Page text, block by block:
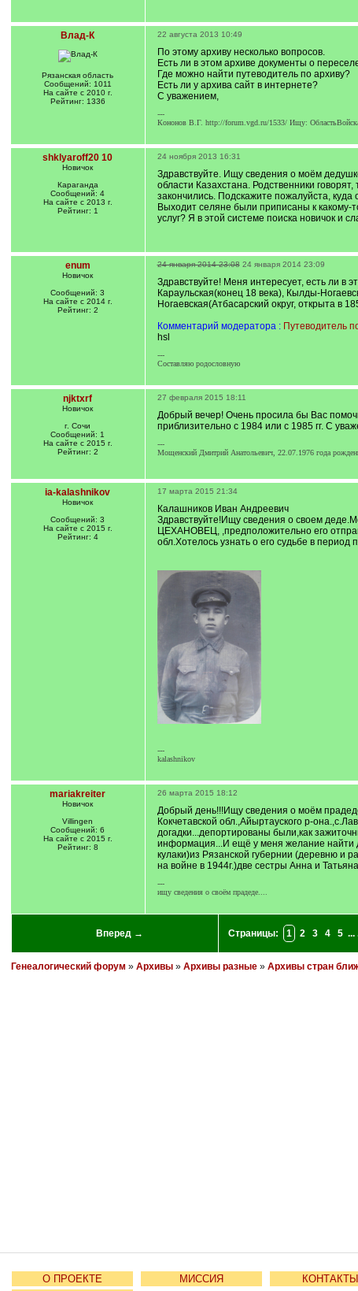
Влад-К
Рязанская область
Сообщений: 1011
На сайте с 2010 г.
Рейтинг: 1336
22 августа 2013 10:49
По этому архиву несколько вопросов.
Есть ли в этом архиве документы о
Где можно найти путеводитель по архиву?
Есть ли у архива сайт в интернете?
С уважением,
---
Кононов В.Г. http://forum.vgd.ru/1533/ Ищу:
shklyaroff20 10
Новичок
Караганда
Сообщений: 4
На сайте с 2013 г.
Рейтинг: 1
24 ноября 2013 16:31
Здравствуйте. Ищу сведения о моём
области Казахстана. Родственники
закончились. Подскажите пожалуйста,
Выходит селяне были приписаны к какому-
услуг? Я в этой системе поиска новичок и
enum
Новичок
Сообщений: 3
На сайте с 2014 г.
Рейтинг: 2
24 января 2014 23:08 24 января 2014 23:09
Здравствуйте! Меня интересует, есть ли в
Караульская(конец 18 века), Кылды-
Ногаевская(Атбасарский округ, открыта в
Комментарий модератора : Путеводитель
hsl
---
Составляю родословную
njktxrf
Новичок
г. Сочи
Сообщений: 1
На сайте с 2015 г.
Рейтинг: 2
27 февраля 2015 18:11
Добрый вечер! Очень просила бы Вас
приблизительно с 1984 или с 1985 гг. С
---
Мощенский Дмитрий Анатольевич, 22.07.1976 года
ia-kalashnikov
Новичок
Сообщений: 3
На сайте с 2015 г.
Рейтинг: 4
17 марта 2015 21:34
Калашников Иван Андреевич
Здравствуйте!Ищу сведения о своем
ЦЕХАНОВЕЦ, ,предположительно его
обл.Хотелось узнать о его судьбе в
---
kalashnikov
mariakreiter
Новичок
Villingen
Сообщений: 6
На сайте с 2015 г.
Рейтинг: 8
26 марта 2015 18:12
Добрый день!!!Ищу сведения о моём
Кокчетавской обл.,Айыртауского р-
догадки...депортированы были,как
информация...И ещё у меня желание найти
кулаки)из Рязанской губернии (деревню
на войне в 1944г.)две сестры Анна и
---
ищу сведения о своём прадеде....
Вперед → Страницы: 1 2 3 4 5 ...
Генеалогический форум » Архивы» Архивы разные» Архивы стран
О ПРОЕКТЕ МИССИЯ КОНТАКТЫ